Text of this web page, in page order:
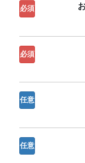
必須
必須
任意
任意